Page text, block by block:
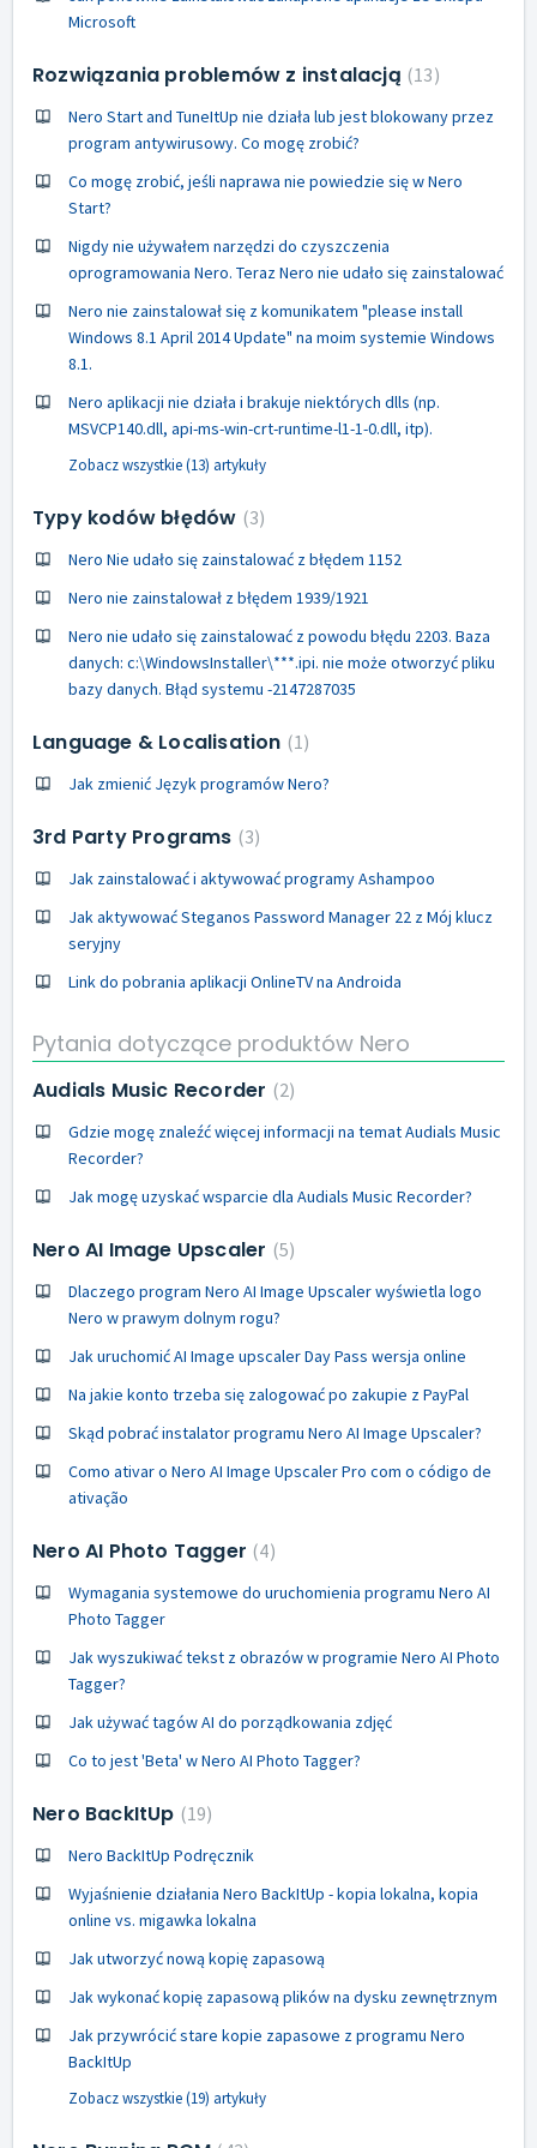
Microsoft
Rozwiązania problemów z instalacją 13
Nero Start and TuneItUp nie działa lub jest blokowany przez
program antywirusowy. Co mogę zrobić?
Co mogę zrobić, jeśli naprawa nie powiedzie się w Nero
Start?
Nigdy nie używałem narzędzi do czyszczenia
oprogramowania Nero. Teraz Nero nie udało się zainstalować
Nero nie zainstalował się z komunikatem "please install
Windows 8.1 April 2014 Update" na moim systemie Windows
8.1.
Nero aplikacji nie działa i brakuje niektórych dlls (np.
MSVCP140.dll, api-ms-win-crt-runtime-l1-1-0.dll, itp).
Zobacz wszystkie (13) artykuły
Typy kodów błędów 3
Nero Nie udało się zainstalować z błędem 1152
Nero nie zainstalował z błędem 1939/1921
Nero nie udało się zainstalować z powodu błędu 2203. Baza
danych: c:\WindowsInstaller\***.ipi. nie może otworzyć pliku
bazy danych. Błąd systemu -2147287035
Language & Localisation 1
Jak zmienić Język programów Nero?
3rd Party Programs 3
Jak zainstalować i aktywować programy Ashampoo
Jak aktywować Steganos Password Manager 22 z Mój klucz
seryjny
Link do pobrania aplikacji OnlineTV na Androida
Pytania dotyczące produktów Nero
Audials Music Recorder 2
Gdzie mogę znaleźć więcej informacji na temat Audials Music
Recorder?
Jak mogę uzyskać wsparcie dla Audials Music Recorder?
Nero AI Image Upscaler 5
Dlaczego program Nero AI Image Upscaler wyświetla logo
Nero w prawym dolnym rogu?
Jak uruchomić AI Image upscaler Day Pass wersja online
Na jakie konto trzeba się zalogować po zakupie z PayPal
Skąd pobrać instalator programu Nero AI Image Upscaler?
Como ativar o Nero AI Image Upscaler Pro com o código de
ativação
Nero AI Photo Tagger 4
Wymagania systemowe do uruchomienia programu Nero AI
Photo Tagger
Jak wyszukiwać tekst z obrazów w programie Nero AI Photo
Tagger?
Jak używać tagów AI do porządkowania zdjęć
Co to jest 'Beta' w Nero AI Photo Tagger?
Nero BackItUp 19
Nero BackItUp Podręcznik
Wyjaśnienie działania Nero BackItUp - kopia lokalna, kopia
online vs. migawka lokalna
Jak utworzyć nową kopię zapasową
Jak wykonać kopię zapasową plików na dysku zewnętrznym
Jak przywrócić stare kopie zapasowe z programu Nero
BackItUp
Zobacz wszystkie (19) artykuły